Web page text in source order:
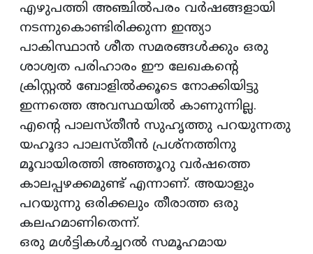
എഴുപത്തി അഞ്ചില്‍പരം വര്‍ഷങ്ങളായി
നടന്നുകൊണ്ടിരിക്കുന്ന ഇന്ത്യാ
പാകിസ്ഥാന്‍ ശീത സമരങ്ങള്‍ക്കും ഒരു
ശാശ്വത പരിഹാരം ഈ ലേഖകന്റെ
ക്രിസ്റ്റല്‍ ബോളില്‍ക്കൂടെ നോക്കിയിട്ടു
ഇന്നത്തെ അവസ്ഥയില്‍ കാണുന്നില്ല.
എന്റെ പാലസ്തീന്‍ സുഹൃത്തു പറയുന്നതു
യഹൂദാ പാലസ്തീന്‍ പ്രശ്‌നത്തിനു
മൂവായിരത്തി അഞ്ഞൂറു വര്‍ഷത്തെ
കാലപ്പഴക്കമുണ്ട് എന്നാണ്. അയാളും
പറയുന്നു ഒരിക്കലും തീരാത്ത ഒരു
കലഹമാണിതെന്ന്.
ഒരു മള്‍ട്ടികള്‍ച്ചറല്‍ സമൂഹമായ